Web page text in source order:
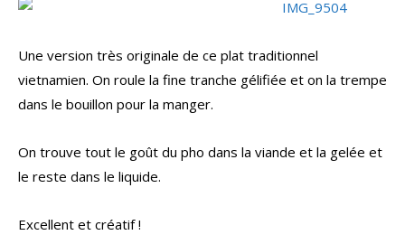
Une version très originale de ce plat traditionnel
vietnamien. On roule la fine tranche gélifiée et on la trempe
dans le bouillon pour la manger.
On trouve tout le goût du pho dans la viande et la gelée et
le reste dans le liquide.
Excellent et créatif !